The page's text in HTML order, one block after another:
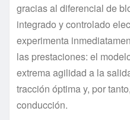
gracias al diferencial de
integrado y controlado
experimenta
las prestaciones: el
extrema agilidad a la
tracción óptima y, por
conducción.